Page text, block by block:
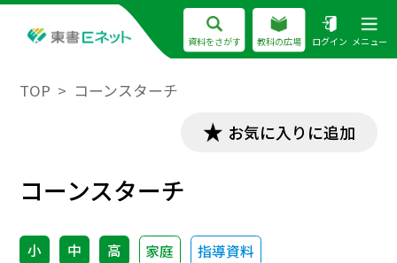
資料をさがす 教科の広場 ログイン メニュー
TOP コーンスターチ
お気に入りに追加
コーンスターチ
小 中 高 家庭 指導資料